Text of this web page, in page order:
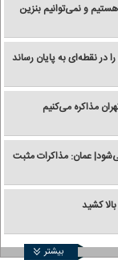
و نمی‌توانیم بنزین
در نقطه‌ای به پایان رساند
مذاکره می‌کنیم
عمان: مذاکرات مثبت
بیشتر